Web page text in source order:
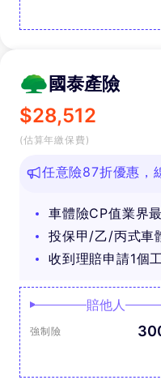
國泰產險
$28,512
(估算年繳保費)
任意險87折優惠，
車體險CP值業界
投保甲/乙/丙式車
收到理賠申請1個
賠他人
強制險